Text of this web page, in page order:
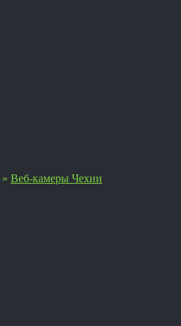
» Веб-камеры Чехии